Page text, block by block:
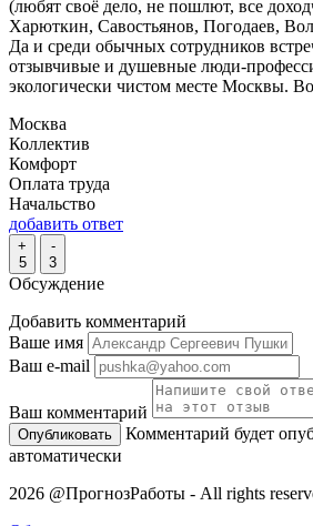
(любят своё дело, не пошлют, все
Харюткин, Савостьянов, Погодаев,
Да и среди обычных сотрудников
отзывчивые и душевные люди-
экологически чистом месте Москвы.
Москва
Коллектив
Комфорт
Оплата труда
Начальство
добавить ответ
+
5
-
3
Обсуждение
Добавить комментарий
Ваше имя
Ваш e-mail
Ваш комментарий
Комментарий будет
автоматически
2026 @ПрогнозРаботы - All rights